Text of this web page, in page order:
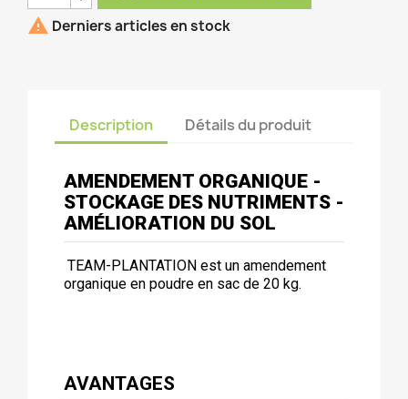
 Derniers articles en stock
Description Détails du produit
AMENDEMENT ORGANIQUE -
STOCKAGE DES NUTRIMENTS -
AMÉLIORATION DU SOL
TEAM-PLANTATION est un amendement
organique en poudre en sac de 20 kg.
AVANTAGES